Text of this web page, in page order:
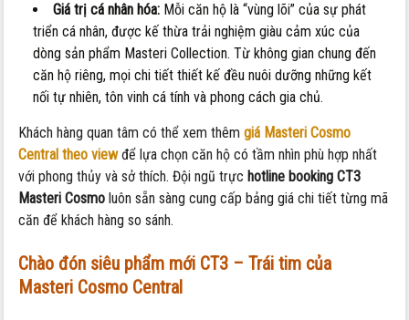
Giá trị cá nhân hóa: Mỗi căn hộ là “vùng lõi” của sự phát
triển cá nhân, được kế thừa trải nghiệm giàu cảm xúc của
dòng sản phẩm Masteri Collection. Từ không gian chung đến
căn hộ riêng, mọi chi tiết thiết kế đều nuôi dưỡng những kết
nối tự nhiên, tôn vinh cá tính và phong cách gia chủ.
Khách hàng quan tâm có thể xem thêmgiá Masteri Cosmo
Central theo viewđể lựa chọn căn hộ có tầm nhìn phù hợp nhất
với phong thủy và sở thích. Đội ngũ trực hotline booking CT3
Masteri Cosmo luôn sẵn sàng cung cấp bảng giá chi tiết từng mã
căn để khách hàng so sánh.
Chào đón siêu phẩm mới CT3 – Trái tim của
Masteri Cosmo Central